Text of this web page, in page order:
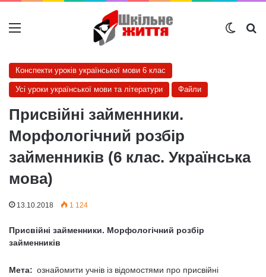
Меню
Конспекти уроків української мови 6 клас
Усі уроки української мови та літератури Файли
Присвійні займенники.
Морфологічний розбір
займенників (6 клас. Українська
мова)
13.10.2018 1 124
Присвійні займенники. Морфологічний розбір
займенників
Мета: ознайомити учнів із відомостями про присвійні